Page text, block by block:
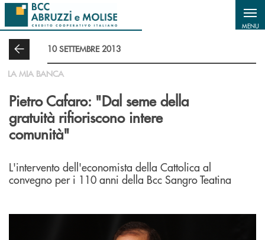
Salta al contenuto principale
MENU
10 SETTEMBRE 2013
LA MIA BANCA
Pietro Cafaro: "Dal seme della
gratuità rifioriscono intere
comunità"
L'intervento dell'economista della Cattolica al
convegno per i 110 anni della Bcc Sangro Teatina